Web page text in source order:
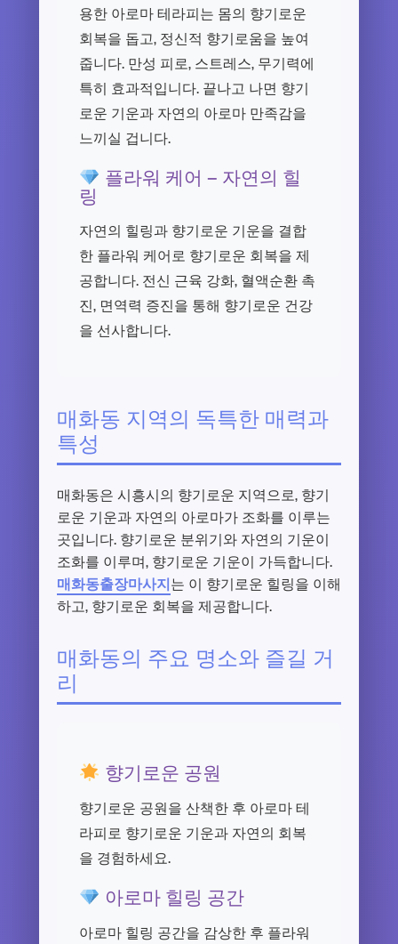
용한 아로마 테라피는 몸의 향기로운
회복을 돕고, 정신적 향기로움을 높여
줍니다. 만성 피로, 스트레스, 무기력에
특히 효과적입니다. 끝나고 나면 향기
로운 기운과 자연의 아로마 만족감을
느끼실 겁니다.
플라워 케어 – 자연의 힐
링
자연의 힐링과 향기로운 기운을 결합
한 플라워 케어로 향기로운 회복을 제
공합니다. 전신 근육 강화, 혈액순환 촉
진, 면역력 증진을 통해 향기로운 건강
을 선사합니다.
매화동 지역의 독특한 매력과
특성
매화동은 시흥시의 향기로운 지역으로, 향기
로운 기운과 자연의 아로마가 조화를 이루는
곳입니다. 향기로운 분위기와 자연의 기운이
조화를 이루며, 향기로운 기운이 가득합니다.
매화동출장마사지는 이 향기로운 힐링을 이해
하고, 향기로운 회복을 제공합니다.
매화동의 주요 명소와 즐길 거
리
향기로운 공원
향기로운 공원을 산책한 후 아로마 테
라피로 향기로운 기운과 자연의 회복
을 경험하세요.
아로마 힐링 공간
아로마 힐링 공간을 감상한 후 플라워